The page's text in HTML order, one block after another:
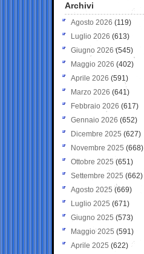
Archivi
Agosto 2026 (119)
Luglio 2026 (613)
Giugno 2026 (545)
Maggio 2026 (402)
Aprile 2026 (591)
Marzo 2026 (641)
Febbraio 2026 (617)
Gennaio 2026 (652)
Dicembre 2025 (627)
Novembre 2025 (668)
Ottobre 2025 (651)
Settembre 2025 (662)
Agosto 2025 (669)
Luglio 2025 (671)
Giugno 2025 (573)
Maggio 2025 (591)
Aprile 2025 (622)